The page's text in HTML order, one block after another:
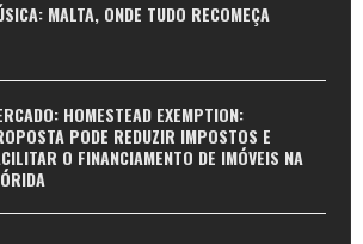
MALTA, ONDE TUDO RECOMEÇA
HOMESTEAD EXEMPTION:
PODE REDUZIR IMPOSTOS E
O FINANCIAMENTO DE IMÓVEIS NA